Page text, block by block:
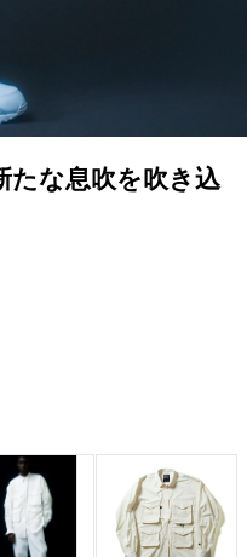
たな息吹を吹き込